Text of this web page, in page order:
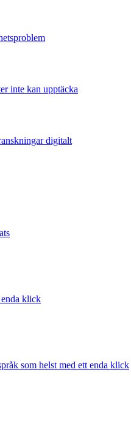
inte kan upptäcka
digitalt
klick
som helst med ett enda klick